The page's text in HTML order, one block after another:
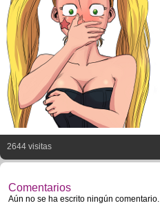
2644 visitas
Comentarios
Aún no se ha escrito ningún comentario.